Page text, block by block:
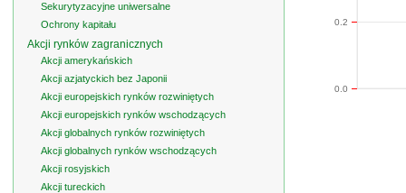
0.0
0.2
Sekurytyzacyjne uniwersalne
Ochrony kapitału
Akcji rynków zagranicznych
Akcji amerykańskich
Akcji azjatyckich bez Japonii
Akcji europejskich rynków rozwiniętych
Akcji europejskich rynków wschodzących
Akcji globalnych rynków rozwiniętych
Akcji globalnych rynków wschodzących
Akcji rosyjskich
Akcji tureckich